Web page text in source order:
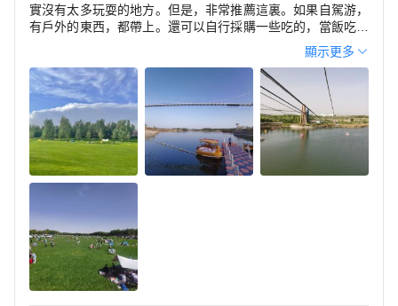
實沒有太多玩耍的地方。但是，非常推薦這裏。如果自駕游，
有戶外的東西，都帶上。還可以自行採購一些吃的，當飯吃的
那種食物。這裏的體驗感真的很舒服，其中的設備也不錯。如
果能夠把硬件設施，再加強一下，5A都不過分。很多家長都是
帶着孩子過假期，如果孩子體驗不好，那效果減半。但是，來
這裏，真的很不錯。孩子可以在草坪上放開玩耍。如果時間緊
張，3個小時，如果不緊張，一天都可以。了解更多，可以關
注公眾號
顯示更多